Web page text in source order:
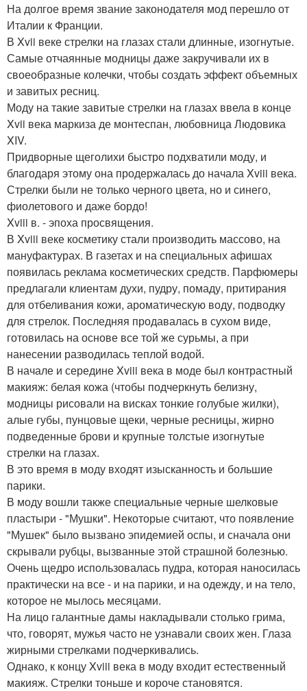
На долгое время звание законодателя мод перешло от
Италии к Франции.
В Xvii веке стрелки на глазах стали длинные, изогнутые.
Самые отчаянные модницы даже закручивали их в
своеобразные колечки, чтобы создать эффект объемных
и завитых ресниц.
Моду на такие завитые стрелки на глазах ввела в конце
Xvii века маркиза де монтеспан, любовница Людовика
XIV.
Придворные щеголихи быстро подхватили моду, и
благодаря этому она продержалась до начала Xviii века.
Стрелки были не только черного цвета, но и синего,
фиолетового и даже бордо!
Xviii в. - эпоха просвящения.
В Xviii веке косметику стали производить массово, на
мануфактурах. В газетах и на специальных афишах
появилась реклама косметических средств. Парфюмеры
предлагали клиентам духи, пудру, помаду, притирания
для отбеливания кожи, ароматическую воду, подводку
для стрелок. Последняя продавалась в сухом виде,
готовилась на основе все той же сурьмы, а при
нанесении разводилась теплой водой.
В начале и середине Xviii века в моде был контрастный
макияж: белая кожа (чтобы подчеркнуть белизну,
модницы рисовали на висках тонкие голубые жилки),
алые губы, пунцовые щеки, черные ресницы, жирно
подведенные брови и крупные толстые изогнутые
стрелки на глазах.
В это время в моду входят изысканность и большие
парики.
В моду вошли также специальные черные шелковые
пластыри - "Мушки". Некоторые считают, что появление
"Мушек" было вызвано эпидемией оспы, и сначала они
скрывали рубцы, вызванные этой страшной болезнью.
Очень щедро использовалась пудра, которая наносилась
практически на все - и на парики, и на одежду, и на тело,
которое не мылось месяцами.
На лицо галантные дамы накладывали столько грима,
что, говорят, мужья часто не узнавали своих жен. Глаза
жирными стрелками подчеркивались.
Однако, к концу Xviii века в моду входит естественный
макияж. Стрелки тоньше и короче становятся.